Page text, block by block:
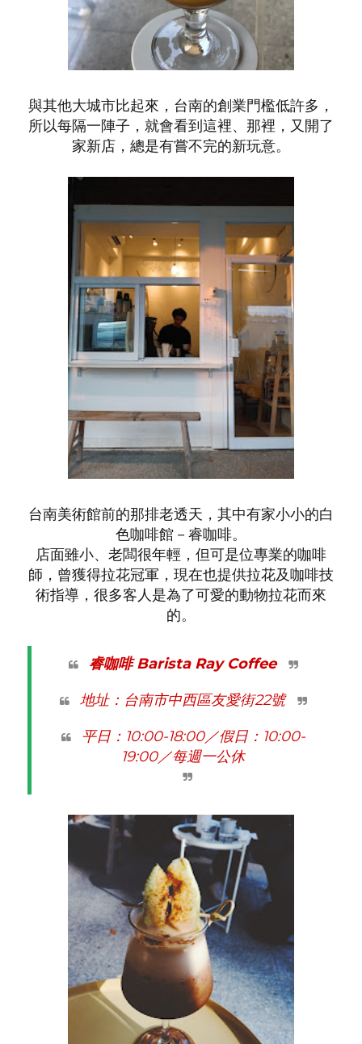
與其他大城市比起來，台南的創業門檻低許多，
所以每隔一陣子，就會看到這裡、那裡，又開了
家新店，總是有嘗不完的新玩意。
台南美術館前的那排老透天，其中有家小小的白
色咖啡館－睿咖啡。
店面雖小、老闆很年輕，但可是位專業的咖啡
師，曾獲得拉花冠軍，現在也提供拉花及咖啡技
術指導，很多客人是為了可愛的動物拉花而來
的。
睿咖啡 Barista Ray Coffee
地址：台南市中西區友愛街22號
平日：10:00-18:00／假日：10:00-
19:00／每週一公休